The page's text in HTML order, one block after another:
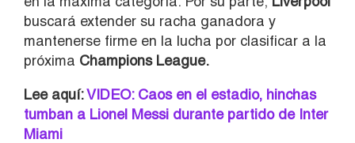
buscará extender su racha ganadora y
mantenerse firme en la lucha por clasificar a la
próxima Champions League.
Lee aquí:VIDEO: Caos en el estadio, hinchas
tumban a Lionel Messi durante partido de Inter
Miami